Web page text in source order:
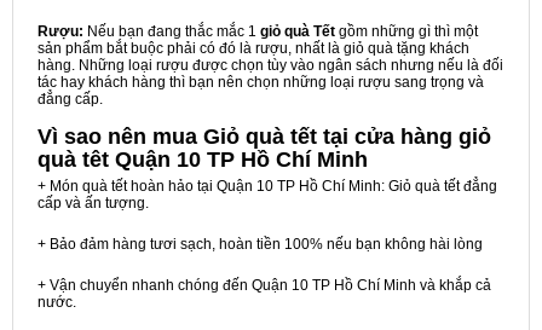
Rượu: Nếu bạn đang thắc mắc 1 giỏ quà Tết gồm những gì thì một
sản phẩm bắt buộc phải có đó là rượu, nhất là giỏ quà tặng khách
hàng. Những loại rượu được chọn tùy vào ngân sách nhưng nếu là đối
tác hay khách hàng thì bạn nên chọn những loại rượu sang trọng và
đẳng cấp.
Vì sao nên mua Giỏ quà tết tại cửa hàng giỏ
quà têt Quận 10 TP Hồ Chí Minh
+ Món quà tết hoàn hảo tại Quận 10 TP Hồ Chí Minh: Giỏ quà tết đẳng
cấp và ấn tượng.
+ Bảo đảm hàng tươi sạch, hoàn tiền 100% nếu bạn không hài lòng
+ Vận chuyển nhanh chóng đến Quận 10 TP Hồ Chí Minh và khắp cả
nước.